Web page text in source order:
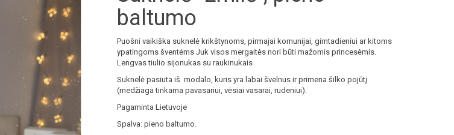
baltumo
Puošni vaikiška suknelė krikštynoms, pirmajai komunijai, gimtadieniui ar kitoms
ypatingoms šventėms Juk visos mergaitės nori būti mažomis princesėmis.
Lengvas tiulio sijonukas su raukinukais
Suknelė pasiuta iš modalo, kuris yra labai švelnus ir primena šilko pojūtį
(medžiaga tinkama pavasariui, vėsiai vasarai, rudeniui).
Pagaminta Lietuvoje
Spalva: pieno baltumo.